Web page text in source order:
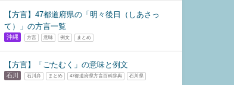
【方言】47都道府県の「明々後日（しあさっ
て）」の方言一覧
沖縄 方言 意味 例文 まとめ
【方言】「ごたむく」の意味と例文
石川 石川弁 まとめ 47都道府県方言百科辞典 石川県